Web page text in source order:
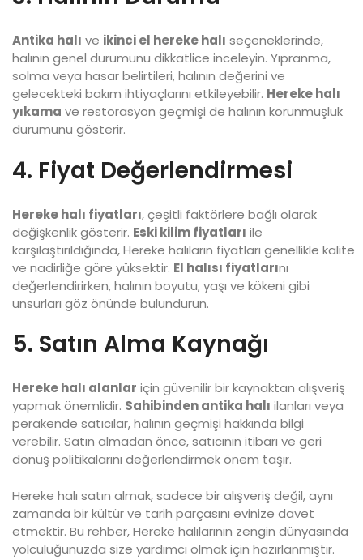
Antika halı ve ikinci el hereke halı seçeneklerinde,
halının genel durumunu dikkatlice inceleyin. Yıpranma,
solma veya hasar belirtileri, halının değerini ve
gelecekteki bakım ihtiyaçlarını etkileyebilir. Hereke halı
yıkama ve restorasyon geçmişi de halının korunmuşluk
durumunu gösterir.
4. Fiyat Değerlendirmesi
Hereke halı fiyatları, çeşitli faktörlere bağlı olarak
değişkenlik gösterir. Eski kilim fiyatları ile
karşılaştırıldığında, Hereke halıların fiyatları genellikle kalite
ve nadirliğe göre yüksektir. El halısı fiyatlarını
değerlendirirken, halının boyutu, yaşı ve kökeni gibi
unsurları göz önünde bulundurun.
5. Satın Alma Kaynağı
Hereke halı alanlar için güvenilir bir kaynaktan alışveriş
yapmak önemlidir. Sahibinden antika halı ilanları veya
perakende satıcılar, halının geçmişi hakkında bilgi
verebilir. Satın almadan önce, satıcının itibarı ve geri
dönüş politikalarını değerlendirmek önem taşır.
Hereke halı satın almak, sadece bir alışveriş değil, aynı
zamanda bir kültür ve tarih parçasını evinize davet
etmektir. Bu rehber, Hereke halılarının zengin dünyasında
yolculuğunuzda size yardımcı olmak için hazırlanmıştır.